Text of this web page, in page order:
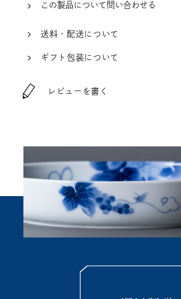
この製品について問い合わせる
送料・配送について
ギフト包装について
レビューを書く